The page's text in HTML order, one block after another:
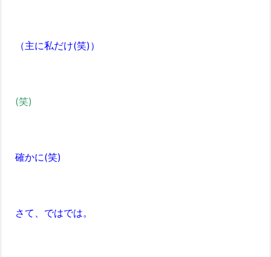
（主に私だけ(笑)）
(笑)
確かに(笑)
さて、ではでは。